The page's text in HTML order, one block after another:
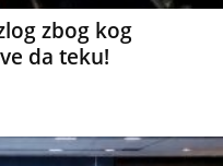
zbog kog
da teku!